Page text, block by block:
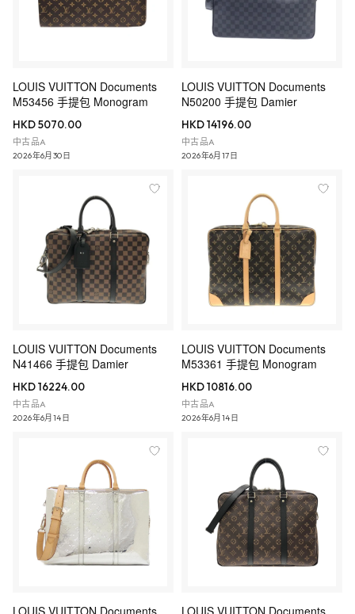
LOUIS VUITTON Documents
M53456 手提包 Monogram
HKD 5070.00
中古品A
2026年6月30日
LOUIS VUITTON Documents
N50200 手提包 Damier
HKD 14196.00
中古品A
2026年6月17日
LOUIS VUITTON Documents
N41466 手提包 Damier
HKD 16224.00
中古品A
2026年6月14日
LOUIS VUITTON Documents
M53361 手提包 Monogram
HKD 10816.00
中古品A
2026年6月14日
LOUIS VUITTON Documents LOUIS VUITTON Documents